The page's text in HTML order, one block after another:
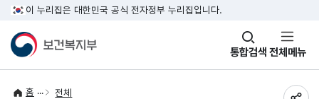
이 누리집은 대한민국 공식 전자정부 누리집입니다.
통합검색
창
열기 전체메뉴
홈 전체